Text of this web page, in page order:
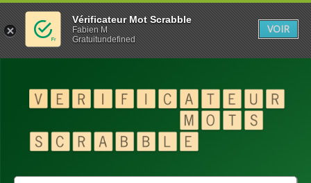
Vérificateur Mot Scrabble
Fabien M
Gratuitundefined
VOIR